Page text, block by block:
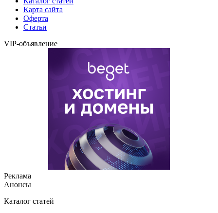
Карта сайта
Оферта
Статьи
VIP-объявление
Реклама
Анонсы
Каталог статей